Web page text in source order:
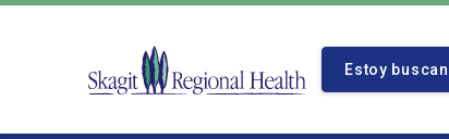
Ir
de
Regional
Estoy